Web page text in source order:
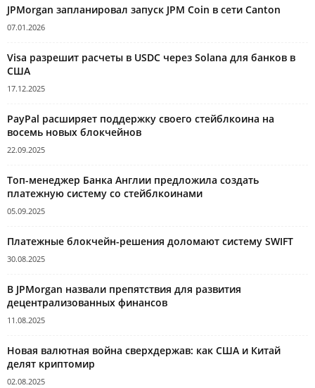
JPMorgan запланировал запуск JPM Coin в сети Canton
07.01.2026
Visa разрешит расчеты в USDC через Solana для банков в
США
17.12.2025
PayPal расширяет поддержку своего стейблкоина на
восемь новых блокчейнов
22.09.2025
Топ-менеджер Банка Англии предложила создать
платежную систему со стейблкоинами
05.09.2025
Платежные блокчейн-решения доломают систему SWIFT
30.08.2025
В JPMorgan назвали препятствия для развития
децентрализованных финансов
11.08.2025
Новая валютная война сверхдержав: как США и Китай
делят криптомир
02.08.2025